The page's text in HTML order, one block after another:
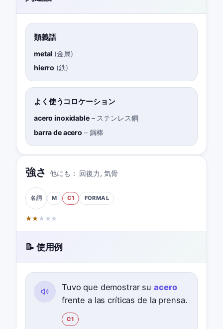
類義語
metal (金属)
hierro (鉄)
よく使うコロケーション
acero inoxidable– ステンレス鋼
barra de acero – 鋼棒
強さ 他にも： 回復力, 気骨
名詞 M C1 FORMAL
★★ ★ ★ ★
📝 使用例
Tuvo que demostrar suacero
frente a las críticas de la prensa.
C1